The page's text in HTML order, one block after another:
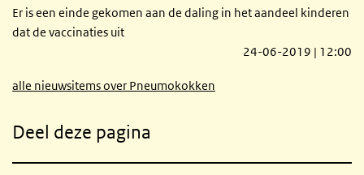
Er is een einde gekomen aan de daling in het aandeel kinderen
dat de vaccinaties uit
24-06-2019 | 12:00
alle nieuwsitems over Pneumokokken
Deel deze pagina